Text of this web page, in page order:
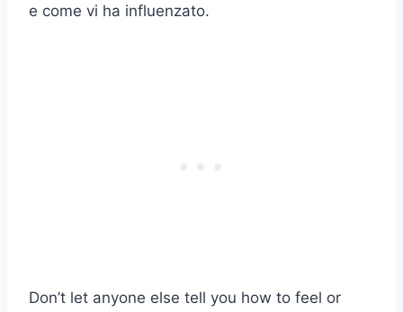
e come vi ha influenzato.
Don’t let anyone else tell you how to feel or